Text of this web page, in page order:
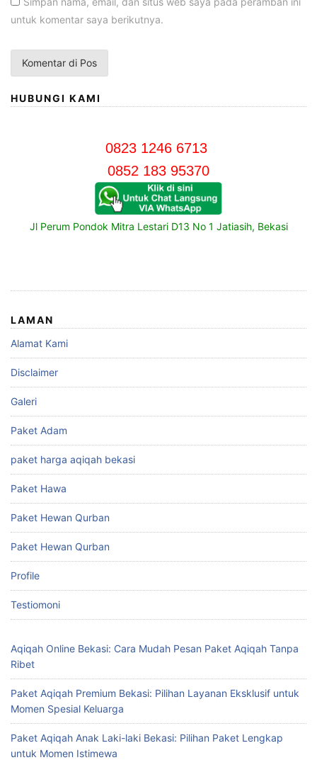
untuk komentar saya berikutnya.
HUBUNGI KAMI
0823 1246 6713
0852 183 95370
Jl Perum Pondok Mitra Lestari D13 No 1 Jatiasih, Bekasi
LAMAN
Alamat Kami
Disclaimer
Galeri
Paket Adam
paket harga aqiqah bekasi
Paket Hawa
Paket Hewan Qurban
Paket Hewan Qurban
Profile
Testiomoni
Aqiqah Online Bekasi: Cara Mudah Pesan Paket Aqiqah Tanpa
Ribet
Paket Aqiqah Premium Bekasi: Pilihan Layanan Eksklusif untuk
Momen Spesial Keluarga
Paket Aqiqah Anak Laki-laki Bekasi: Pilihan Paket Lengkap
untuk Momen Istimewa